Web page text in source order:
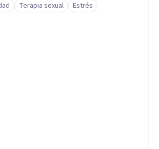
Terapia sexual
Estrés